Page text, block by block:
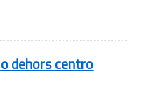
dehors centro